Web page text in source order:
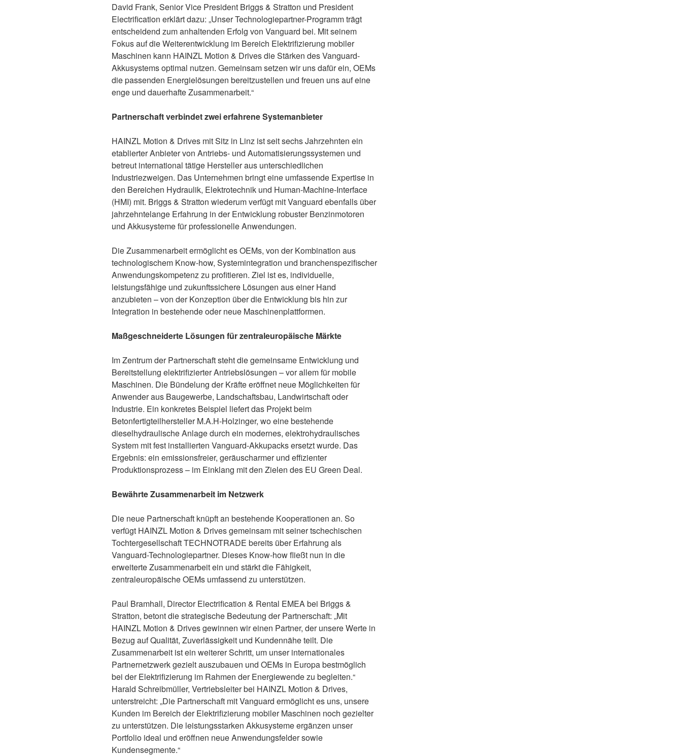
David Frank, Senior Vice President Briggs & Stratton und President
Electrification erklärt dazu: „Unser Technologiepartner-Programm trägt
entscheidend zum anhaltenden Erfolg von Vanguard bei. Mit seinem
Fokus auf die Weiterentwicklung im Bereich Elektrifizierung mobiler
Maschinen kann HAINZL Motion & Drives die Stärken des Vanguard-
Akkusystems optimal nutzen. Gemeinsam setzen wir uns dafür ein, OEMs
die passenden Energielösungen bereitzustellen und freuen uns auf eine
enge und dauerhafte Zusammenarbeit.“
Partnerschaft verbindet zwei erfahrene Systemanbieter
HAINZL Motion & Drives mit Sitz in Linz ist seit sechs Jahrzehnten ein
etablierter Anbieter von Antriebs- und Automatisierungssystemen und
betreut international tätige Hersteller aus unterschiedlichen
Industriezweigen. Das Unternehmen bringt eine umfassende Expertise in
den Bereichen Hydraulik, Elektrotechnik und Human-Machine-Interface
(HMI) mit. Briggs & Stratton wiederum verfügt mit Vanguard ebenfalls über
jahrzehntelange Erfahrung in der Entwicklung robuster Benzinmotoren
und Akkusysteme für professionelle Anwendungen.
Die Zusammenarbeit ermöglicht es OEMs, von der Kombination aus
technologischem Know-how, Systemintegration und branchenspezifischer
Anwendungskompetenz zu profitieren. Ziel ist es, individuelle,
leistungsfähige und zukunftssichere Lösungen aus einer Hand
anzubieten – von der Konzeption über die Entwicklung bis hin zur
Integration in bestehende oder neue Maschinenplattformen.
Maßgeschneiderte Lösungen für zentraleuropäische Märkte
Im Zentrum der Partnerschaft steht die gemeinsame Entwicklung und
Bereitstellung elektrifizierter Antriebslösungen – vor allem für mobile
Maschinen. Die Bündelung der Kräfte eröffnet neue Möglichkeiten für
Anwender aus Baugewerbe, Landschaftsbau, Landwirtschaft oder
Industrie. Ein konkretes Beispiel liefert das Projekt beim
Betonfertigteilhersteller M.A.H-Holzinger, wo eine bestehende
dieselhydraulische Anlage durch ein modernes, elektrohydraulisches
System mit fest installierten Vanguard-Akkupacks ersetzt wurde. Das
Ergebnis: ein emissionsfreier, geräuscharmer und effizienter
Produktionsprozess – im Einklang mit den Zielen des EU Green Deal.
Bewährte Zusammenarbeit im Netzwerk
Die neue Partnerschaft knüpft an bestehende Kooperationen an. So
verfügt HAINZL Motion & Drives gemeinsam mit seiner tschechischen
Tochtergesellschaft TECHNOTRADE bereits über Erfahrung als
Vanguard-Technologiepartner. Dieses Know-how fließt nun in die
erweiterte Zusammenarbeit ein und stärkt die Fähigkeit,
zentraleuropäische OEMs umfassend zu unterstützen.
Paul Bramhall, Director Electrification & Rental EMEA bei Briggs &
Stratton, betont die strategische Bedeutung der Partnerschaft: „Mit
HAINZL Motion & Drives gewinnen wir einen Partner, der unsere Werte in
Bezug auf Qualität, Zuverlässigkeit und Kundennähe teilt. Die
Zusammenarbeit ist ein weiterer Schritt, um unser internationales
Partnernetzwerk gezielt auszubauen und OEMs in Europa bestmöglich
bei der Elektrifizierung im Rahmen der Energiewende zu begleiten.“
Harald Schreibmüller, Vertriebsleiter bei HAINZL Motion & Drives,
unterstreicht: „Die Partnerschaft mit Vanguard ermöglicht es uns, unsere
Kunden im Bereich der Elektrifizierung mobiler Maschinen noch gezielter
zu unterstützen. Die leistungsstarken Akkusysteme ergänzen unser
Portfolio ideal und eröffnen neue Anwendungsfelder sowie
Kundensegmente.“